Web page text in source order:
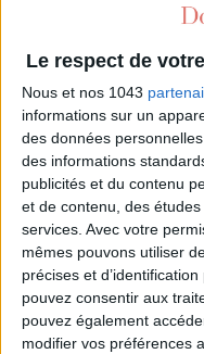
Le respect de
Nous et nos 1043
informations sur un
des données
des informations
publicités et du contenu
et de contenu, des
services. Avec votre
mêmes pouvons utiliser
précises et
pouvez consentir aux
pouvez également
modifier vos préférences
THE BEST HOTELS